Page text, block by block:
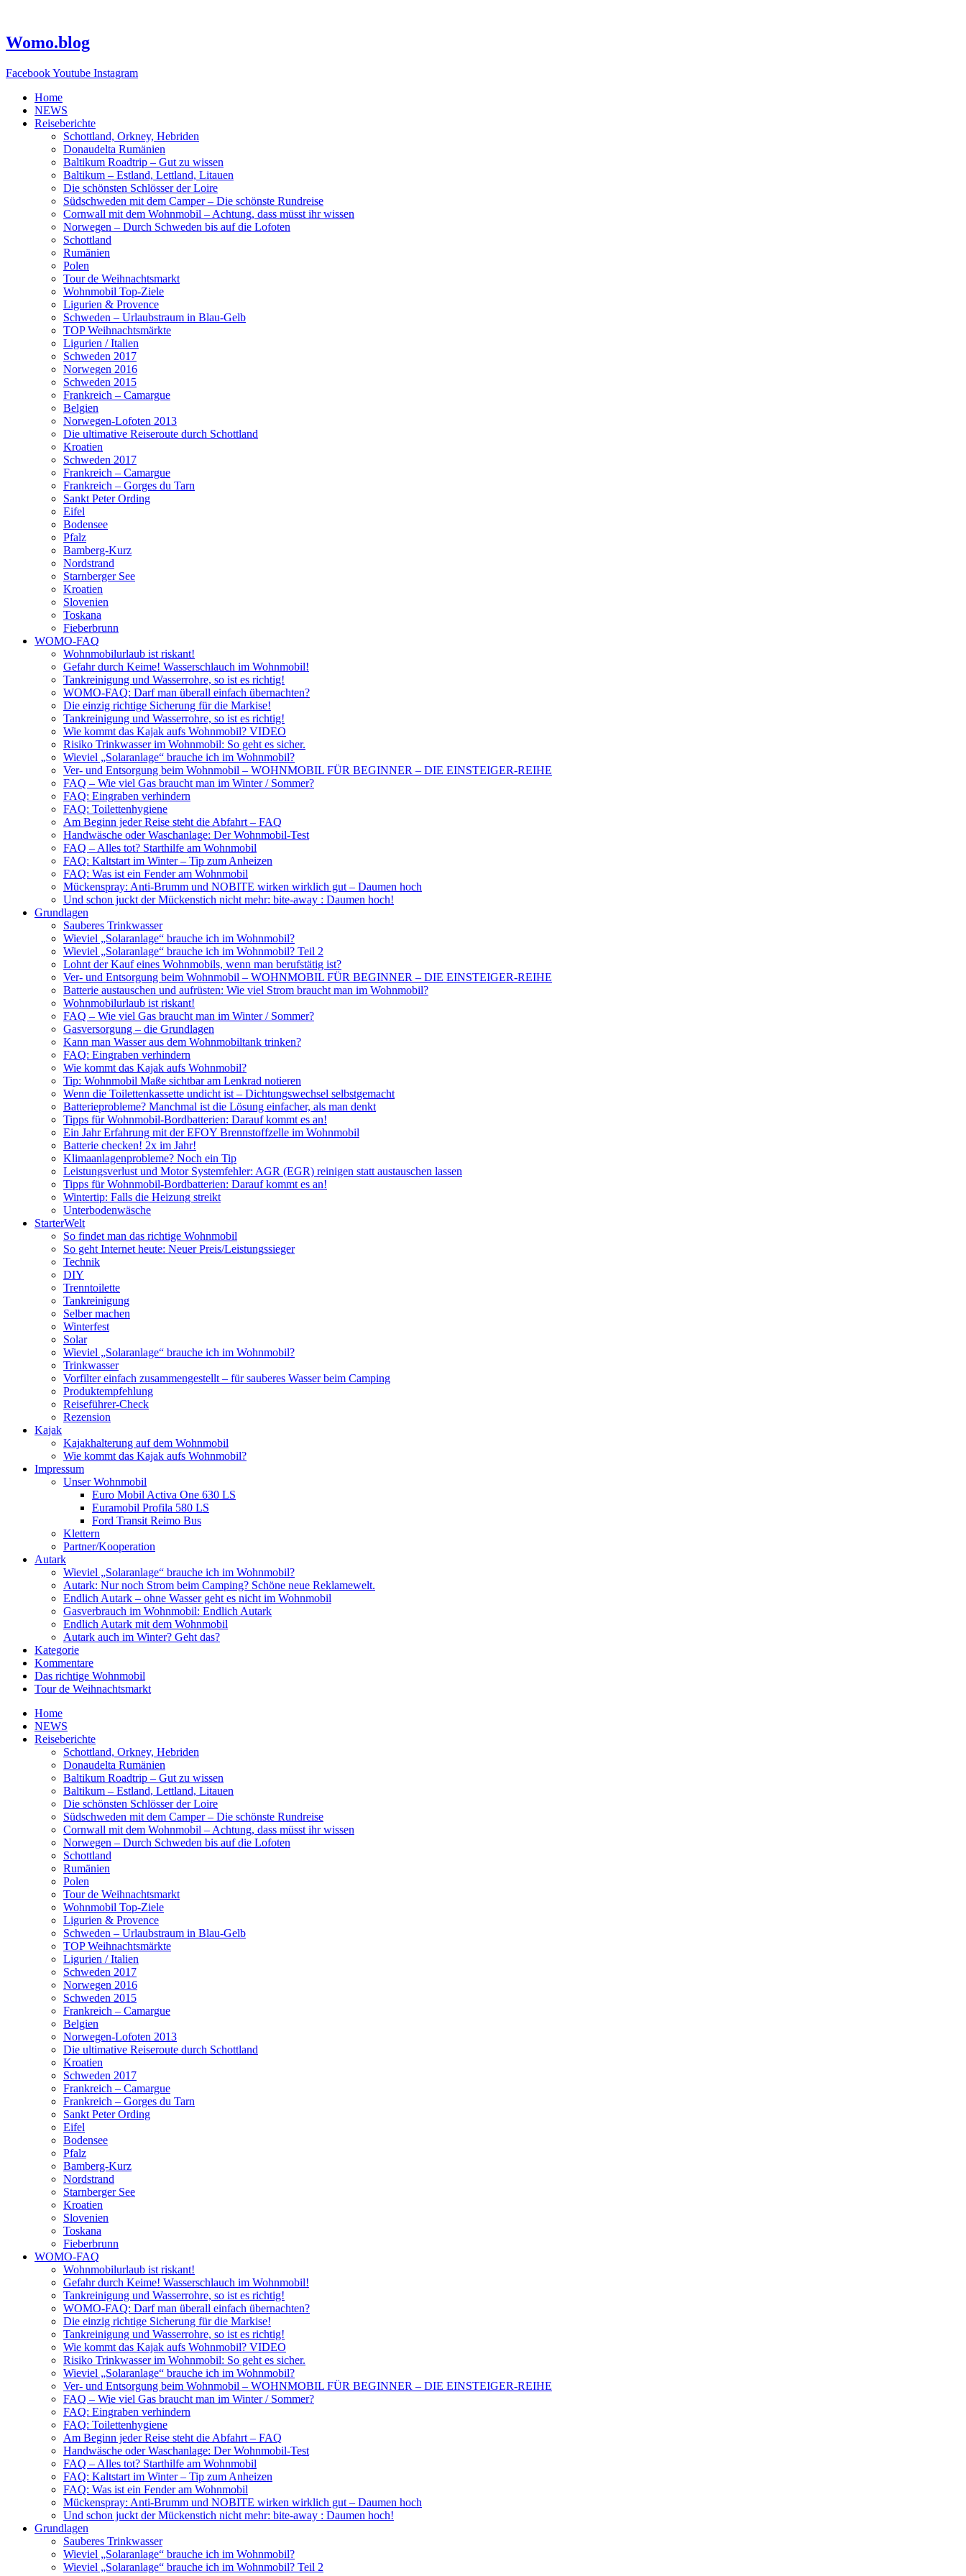
springen
Womo.blog
FacebookYoutube Instagram
Home
NEWS
Reiseberichte
Schottland, Orkney, Hebriden
Donaudelta Rumänien
Baltikum Roadtrip – Gut zu wissen
Baltikum – Estland, Lettland, Litauen
Die schönsten Schlösser der Loire
Südschweden mit dem Camper – Die schönste Rundreise
Cornwall mit dem Wohnmobil – Achtung, dass müsst ihr wissen
Norwegen – Durch Schweden bis auf die Lofoten
Schottland
Rumänien
Polen
Tour de Weihnachtsmarkt
Wohnmobil Top-Ziele
Ligurien & Provence
Schweden – Urlaubstraum in Blau-Gelb
TOP Weihnachtsmärkte
Ligurien / Italien
Schweden 2017
Norwegen 2016
Schweden 2015
Frankreich – Camargue
Belgien
Norwegen-Lofoten 2013
Die ultimative Reiseroute durch Schottland
Kroatien
Schweden 2017
Frankreich – Camargue
Frankreich – Gorges du Tarn
Sankt Peter Ording
Eifel
Bodensee
Pfalz
Bamberg-Kurz
Nordstrand
Starnberger See
Kroatien
Slovenien
Toskana
Fieberbrunn
WOMO-FAQ
Wohnmobilurlaub ist riskant!
Gefahr durch Keime! Wasserschlauch im Wohnmobil!
Tankreinigung und Wasserrohre, so ist es richtig!
WOMO-FAQ: Darf man überall einfach übernachten?
Die einzig richtige Sicherung für die Markise!
Tankreinigung und Wasserrohre, so ist es richtig!
Wie kommt das Kajak aufs Wohnmobil? VIDEO
Risiko Trinkwasser im Wohnmobil: So geht es sicher.
Wieviel „Solaranlage“ brauche ich im Wohnmobil?
Ver- und Entsorgung beim Wohnmobil – WOHNMOBIL FÜR BEGINNER – DIE EINSTEIGER-REIHE
FAQ – Wie viel Gas braucht man im Winter / Sommer?
FAQ: Eingraben verhindern
FAQ: Toilettenhygiene
Am Beginn jeder Reise steht die Abfahrt – FAQ
Handwäsche oder Waschanlage: Der Wohnmobil-Test
FAQ – Alles tot? Starthilfe am Wohnmobil
FAQ: Kaltstart im Winter – Tip zum Anheizen
FAQ: Was ist ein Fender am Wohnmobil
Mückenspray: Anti-Brumm und NOBITE wirken wirklich gut – Daumen hoch
Und schon juckt der Mückenstich nicht mehr: bite-away : Daumen hoch!
Grundlagen
Sauberes Trinkwasser
Wieviel „Solaranlage“ brauche ich im Wohnmobil?
Wieviel „Solaranlage“ brauche ich im Wohnmobil? Teil 2
Lohnt der Kauf eines Wohnmobils, wenn man berufstätig ist?
Ver- und Entsorgung beim Wohnmobil – WOHNMOBIL FÜR BEGINNER – DIE EINSTEIGER-REIHE
Batterie austauschen und aufrüsten: Wie viel Strom braucht man im Wohnmobil?
Wohnmobilurlaub ist riskant!
FAQ – Wie viel Gas braucht man im Winter / Sommer?
Gasversorgung – die Grundlagen
Kann man Wasser aus dem Wohnmobiltank trinken?
FAQ: Eingraben verhindern
Wie kommt das Kajak aufs Wohnmobil?
Tip: Wohnmobil Maße sichtbar am Lenkrad notieren
Wenn die Toilettenkassette undicht ist – Dichtungswechsel selbstgemacht
Batterieprobleme? Manchmal ist die Lösung einfacher, als man denkt
Tipps für Wohnmobil-Bordbatterien: Darauf kommt es an!
Ein Jahr Erfahrung mit der EFOY Brennstoffzelle im Wohnmobil
Batterie checken! 2x im Jahr!
Klimaanlagenprobleme? Noch ein Tip
Leistungsverlust und Motor Systemfehler: AGR (EGR) reinigen statt austauschen lassen
Tipps für Wohnmobil-Bordbatterien: Darauf kommt es an!
Wintertip: Falls die Heizung streikt
Unterbodenwäsche
StarterWelt
So findet man das richtige Wohnmobil
So geht Internet heute: Neuer Preis/Leistungssieger
Technik
DIY
Trenntoilette
Tankreinigung
Selber machen
Winterfest
Solar
Wieviel „Solaranlage“ brauche ich im Wohnmobil?
Trinkwasser
Vorfilter einfach zusammengestellt – für sauberes Wasser beim Camping
Produktempfehlung
Reiseführer-Check
Rezension
Kajak
Kajakhalterung auf dem Wohnmobil
Wie kommt das Kajak aufs Wohnmobil?
Impressum
Unser Wohnmobil
Euro Mobil Activa One 630 LS
Euramobil Profila 580 LS
Ford Transit Reimo Bus
Klettern
Partner/Kooperation
Autark
Wieviel „Solaranlage“ brauche ich im Wohnmobil?
Autark: Nur noch Strom beim Camping? Schöne neue Reklamewelt.
Endlich Autark – ohne Wasser geht es nicht im Wohnmobil
Gasverbrauch im Wohnmobil: Endlich Autark
Endlich Autark mit dem Wohnmobil
Autark auch im Winter? Geht das?
Kategorie
Kommentare
Das richtige Wohnmobil
Tour de Weihnachtsmarkt
Home
NEWS
Reiseberichte
Schottland, Orkney, Hebriden
Donaudelta Rumänien
Baltikum Roadtrip – Gut zu wissen
Baltikum – Estland, Lettland, Litauen
Die schönsten Schlösser der Loire
Südschweden mit dem Camper – Die schönste Rundreise
Cornwall mit dem Wohnmobil – Achtung, dass müsst ihr wissen
Norwegen – Durch Schweden bis auf die Lofoten
Schottland
Rumänien
Polen
Tour de Weihnachtsmarkt
Wohnmobil Top-Ziele
Ligurien & Provence
Schweden – Urlaubstraum in Blau-Gelb
TOP Weihnachtsmärkte
Ligurien / Italien
Schweden 2017
Norwegen 2016
Schweden 2015
Frankreich – Camargue
Belgien
Norwegen-Lofoten 2013
Die ultimative Reiseroute durch Schottland
Kroatien
Schweden 2017
Frankreich – Camargue
Frankreich – Gorges du Tarn
Sankt Peter Ording
Eifel
Bodensee
Pfalz
Bamberg-Kurz
Nordstrand
Starnberger See
Kroatien
Slovenien
Toskana
Fieberbrunn
WOMO-FAQ
Wohnmobilurlaub ist riskant!
Gefahr durch Keime! Wasserschlauch im Wohnmobil!
Tankreinigung und Wasserrohre, so ist es richtig!
WOMO-FAQ: Darf man überall einfach übernachten?
Die einzig richtige Sicherung für die Markise!
Tankreinigung und Wasserrohre, so ist es richtig!
Wie kommt das Kajak aufs Wohnmobil? VIDEO
Risiko Trinkwasser im Wohnmobil: So geht es sicher.
Wieviel „Solaranlage“ brauche ich im Wohnmobil?
Ver- und Entsorgung beim Wohnmobil – WOHNMOBIL FÜR BEGINNER – DIE EINSTEIGER-REIHE
FAQ – Wie viel Gas braucht man im Winter / Sommer?
FAQ: Eingraben verhindern
FAQ: Toilettenhygiene
Am Beginn jeder Reise steht die Abfahrt – FAQ
Handwäsche oder Waschanlage: Der Wohnmobil-Test
FAQ – Alles tot? Starthilfe am Wohnmobil
FAQ: Kaltstart im Winter – Tip zum Anheizen
FAQ: Was ist ein Fender am Wohnmobil
Mückenspray: Anti-Brumm und NOBITE wirken wirklich gut – Daumen hoch
Und schon juckt der Mückenstich nicht mehr: bite-away : Daumen hoch!
Grundlagen
Sauberes Trinkwasser
Wieviel „Solaranlage“ brauche ich im Wohnmobil?
Wieviel „Solaranlage“ brauche ich im Wohnmobil? Teil 2